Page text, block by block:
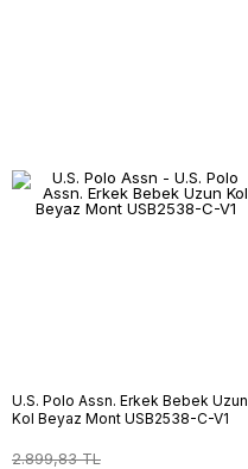
U.S. Polo Assn. Erkek Bebek Uzun
Kol Beyaz Mont USB2538-C-V1
2.899,83 TL